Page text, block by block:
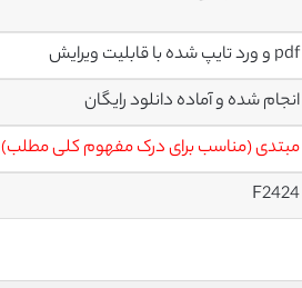
pdf و ورد تایپ شده با قابلیت ویرایش
انجام شده و آماده دانلود رایگان
مبتدی (مناسب برای درک مفهوم کلی مطلب)
F2424